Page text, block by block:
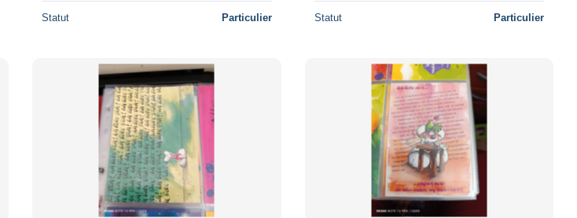
Statut Particulier Statut Particulier